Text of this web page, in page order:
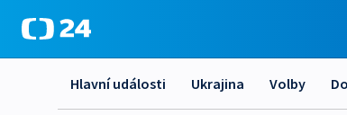
Hlavní události Ukrajina Volby